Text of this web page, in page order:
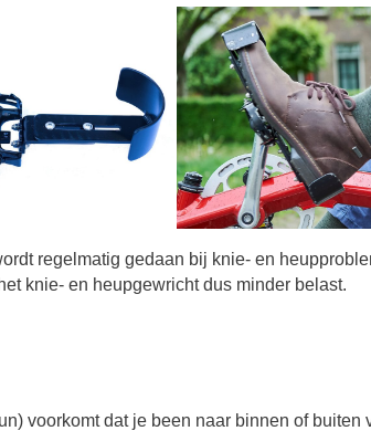
regelmatig gedaan bij knie- en
knie- en heupgewricht dus minder belast.
voorkomt dat je been naar binnen of buiten